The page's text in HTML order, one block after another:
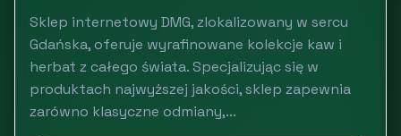
Sklep internetowy DMG, zlokalizowany w sercu
Gdańska, oferuje wyrafinowane kolekcje kaw i
herbat z całego świata. Specjalizując się w
produktach najwyższej jakości, sklep zapewnia
zarówno klasyczne odmiany,...